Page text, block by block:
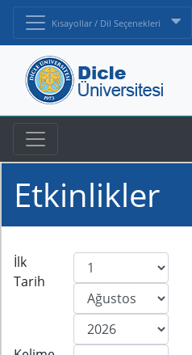
Kısayollar / Dil Seçenekleri
Etkinlikler
İlk
Tarih